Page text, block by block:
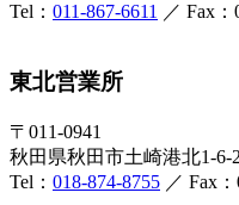
Tel： 011-867-6611 ／ Fax：
東北営業所
〒011-0941
秋田県秋田市土崎港北1-
Tel： 018-874-8755 ／ Fax